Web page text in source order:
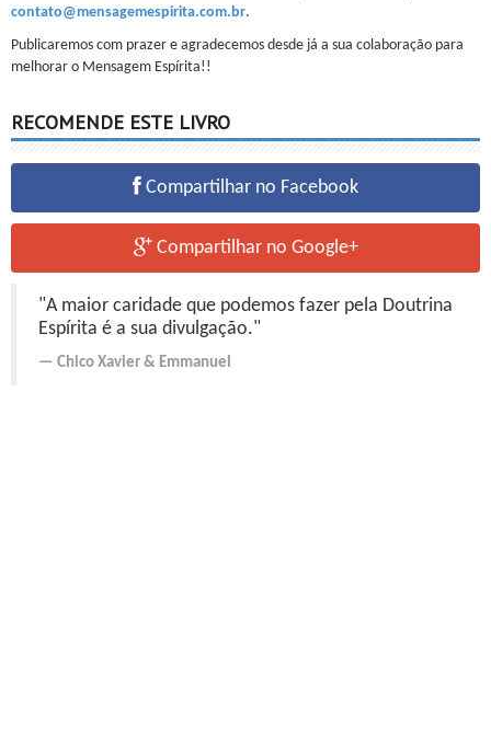
contato@mensagemespirita.com.br.
Publicaremos com prazer e agradecemos desde já a sua colaboração para
melhorar o Mensagem Espírita!!
RECOMENDE ESTE LIVRO
Compartilhar no Facebook
Compartilhar no Google+
"A maior caridade que podemos fazer pela Doutrina
Espírita é a sua divulgação."
Chico Xavier & Emmanuel